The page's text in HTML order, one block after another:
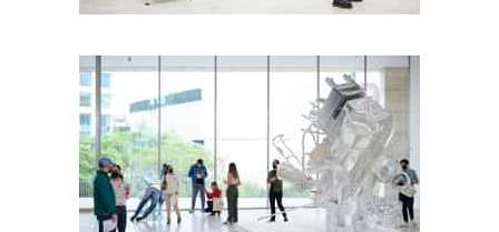
Foto: Israel Esparza